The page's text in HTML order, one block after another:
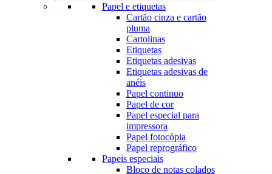
Papel e etiquetas
Cartão cinza e cartão
pluma
Cartolinas
Etiquetas
Etiquetas adesivas
Etiquetas adesivas de
anéis
Papel continuo
Papel de cor
Papel especial para
impressora
Papel fotocópia
Papel reprográfico
Papeis especiais
Bloco de notas colados